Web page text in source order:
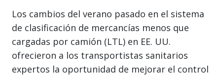
Los cambios del verano pasado en el sistema
de clasificación de mercancías menos que
cargadas por camión (LTL) en EE. UU.
ofrecieron a los transportistas sanitarios
expertos la oportunidad de mejorar el control